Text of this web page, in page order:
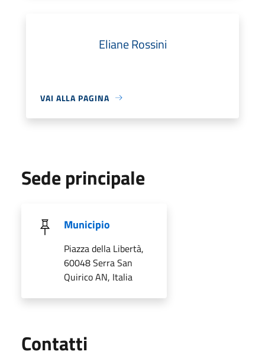
Eliane Rossini
VAI ALLA PAGINA
Sede principale
Municipio
Piazza della Libertà,
60048 Serra San
Quirico AN, Italia
Contatti